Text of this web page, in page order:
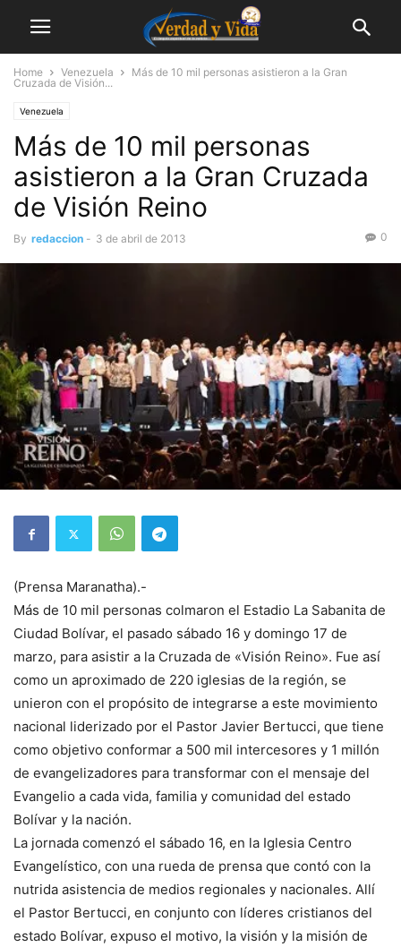
Home Venezuela
Más de 10 mil personas asistieron a la Gran
Cruzada de Visión...
Venezuela
Más de 10 mil personas
asistieron a la Gran Cruzada
de Visión Reino
By redaccion - 3 de abril de 2013 0
(Prensa Maranatha).-
Más de 10 mil personas colmaron el Estadio La Sabanita de
Ciudad Bolívar, el pasado sábado 16 y domingo 17 de
marzo, para asistir a la Cruzada de «Visión Reino». Fue así
como un aproximado de 220 iglesias de la región, se
unieron con el propósito de integrarse a este movimiento
nacional liderizado por el Pastor Javier Bertucci, que tiene
como objetivo conformar a 500 mil intercesores y 1 millón
de evangelizadores para transformar con el mensaje del
Evangelio a cada vida, familia y comunidad del estado
Bolívar y la nación.
La jornada comenzó el sábado 16, en la Iglesia Centro
Evangelístico, con una rueda de prensa que contó con la
nutrida asistencia de medios regionales y nacionales. Allí
el Pastor Bertucci, en conjunto con líderes cristianos del
estado Bolívar, expuso el motivo, la visión y la misión de